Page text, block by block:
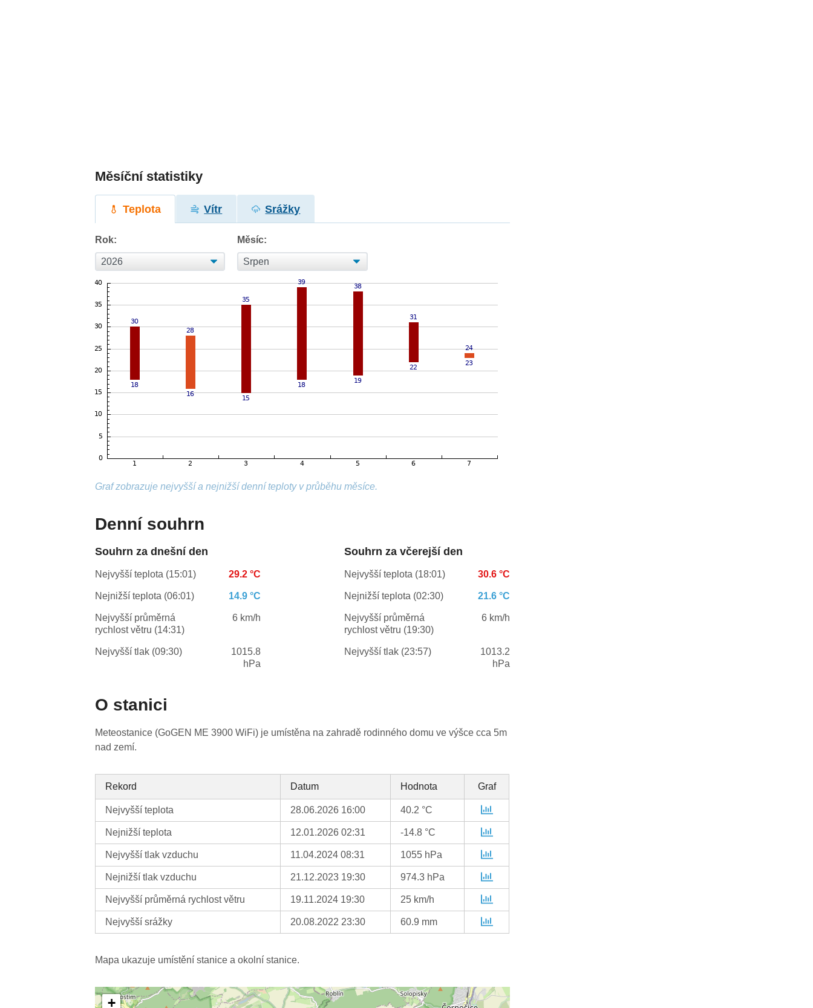
Měsíční statistiky
Teplota Vítr Srážky
Rok: Měsíc:
Graf zobrazuje nejvyšší a nejnižší denní teploty v průběhu měsíce.
Denní souhrn
Souhrn za dnešní den
Nejvyšší teplota (15:01) 29.2 °C
Nejnižší teplota (06:01) 14.9 °C
Nejvyšší průměrná
rychlost větru (14:31)
6 km/h
Nejvyšší tlak (09:30)
1015.8
hPa
Souhrn za včerejší den
Nejvyšší teplota (18:01) 30.6 °C
Nejnižší teplota (02:30) 21.6 °C
Nejvyšší průměrná
rychlost větru (19:30)
6 km/h
Nejvyšší tlak (23:57)
1013.2
hPa
O stanici
Meteostanice (GoGEN ME 3900 WiFi) je umístěna na zahradě rodinného domu ve výšce cca 5m
nad zemí.
Rekord Datum Hodnota Graf
Nejvyšší teplota 28.06.2026 16:00 40.2 °C
Nejnižší teplota 12.01.2026 02:31 -14.8 °C
Nejvyšší tlak vzduchu 11.04.2024 08:31 1055 hPa
Nejnižší tlak vzduchu 21.12.2023 19:30 974.3 hPa
Nejvyšší průměrná rychlost větru 19.11.2024 19:30 25 km/h
Nejvyšší srážky 20.08.2022 23:30 60.9 mm
Mapa ukazuje umístění stanice a okolní stanice.
+